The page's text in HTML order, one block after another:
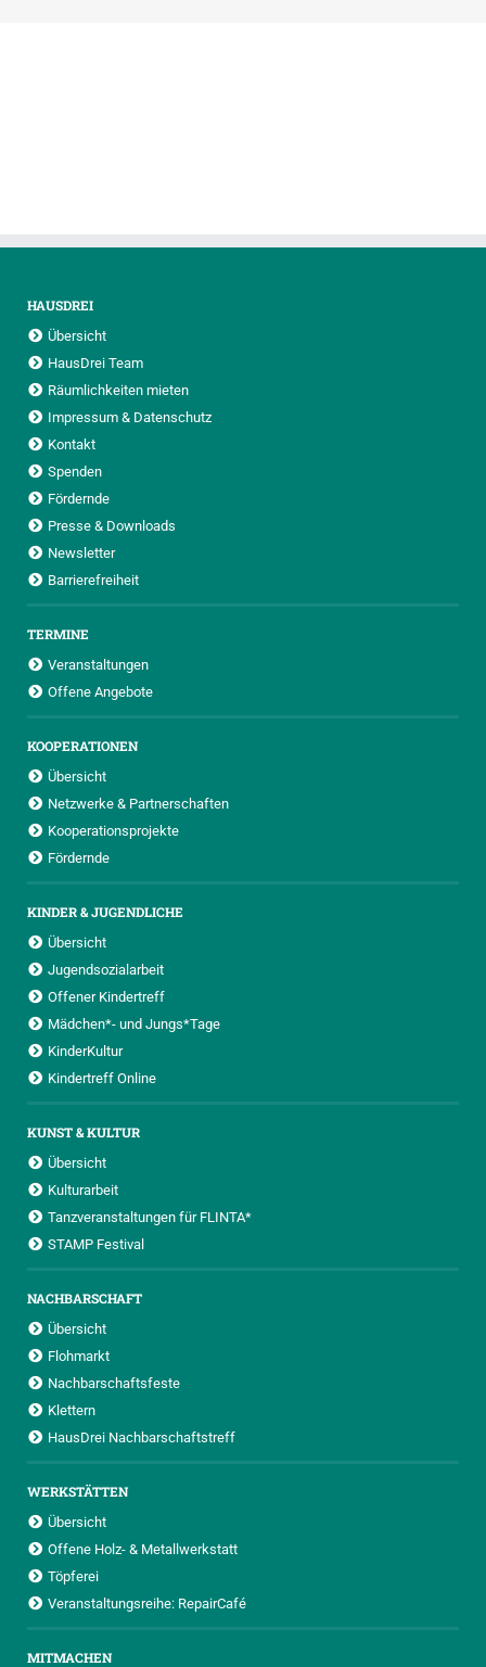
HAUSDREI
Übersicht
HausDrei Team
Räumlichkeiten mieten
Impressum & Datenschutz
Kontakt
Spenden
Fördernde
Presse & Downloads
Newsletter
Barrierefreiheit
TERMINE
Veranstaltungen
Offene Angebote
KOOPERATIONEN
Übersicht
Netzwerke & Partnerschaften
Kooperationsprojekte
Fördernde
KINDER & JUGENDLICHE
Übersicht
Jugendsozialarbeit
Offener Kindertreff
Mädchen*- und Jungs*Tage
KinderKultur
Kindertreff Online
KUNST & KULTUR
Übersicht
Kulturarbeit
Tanzveranstaltungen für FLINTA*
STAMP Festival
NACHBARSCHAFT
Übersicht
Flohmarkt
Nachbarschaftsfeste
Klettern
HausDrei Nachbarschaftstreff
WERKSTÄTTEN
Übersicht
Offene Holz- & Metallwerkstatt
Töpferei
Veranstaltungsreihe: RepairCafé
MITMACHEN